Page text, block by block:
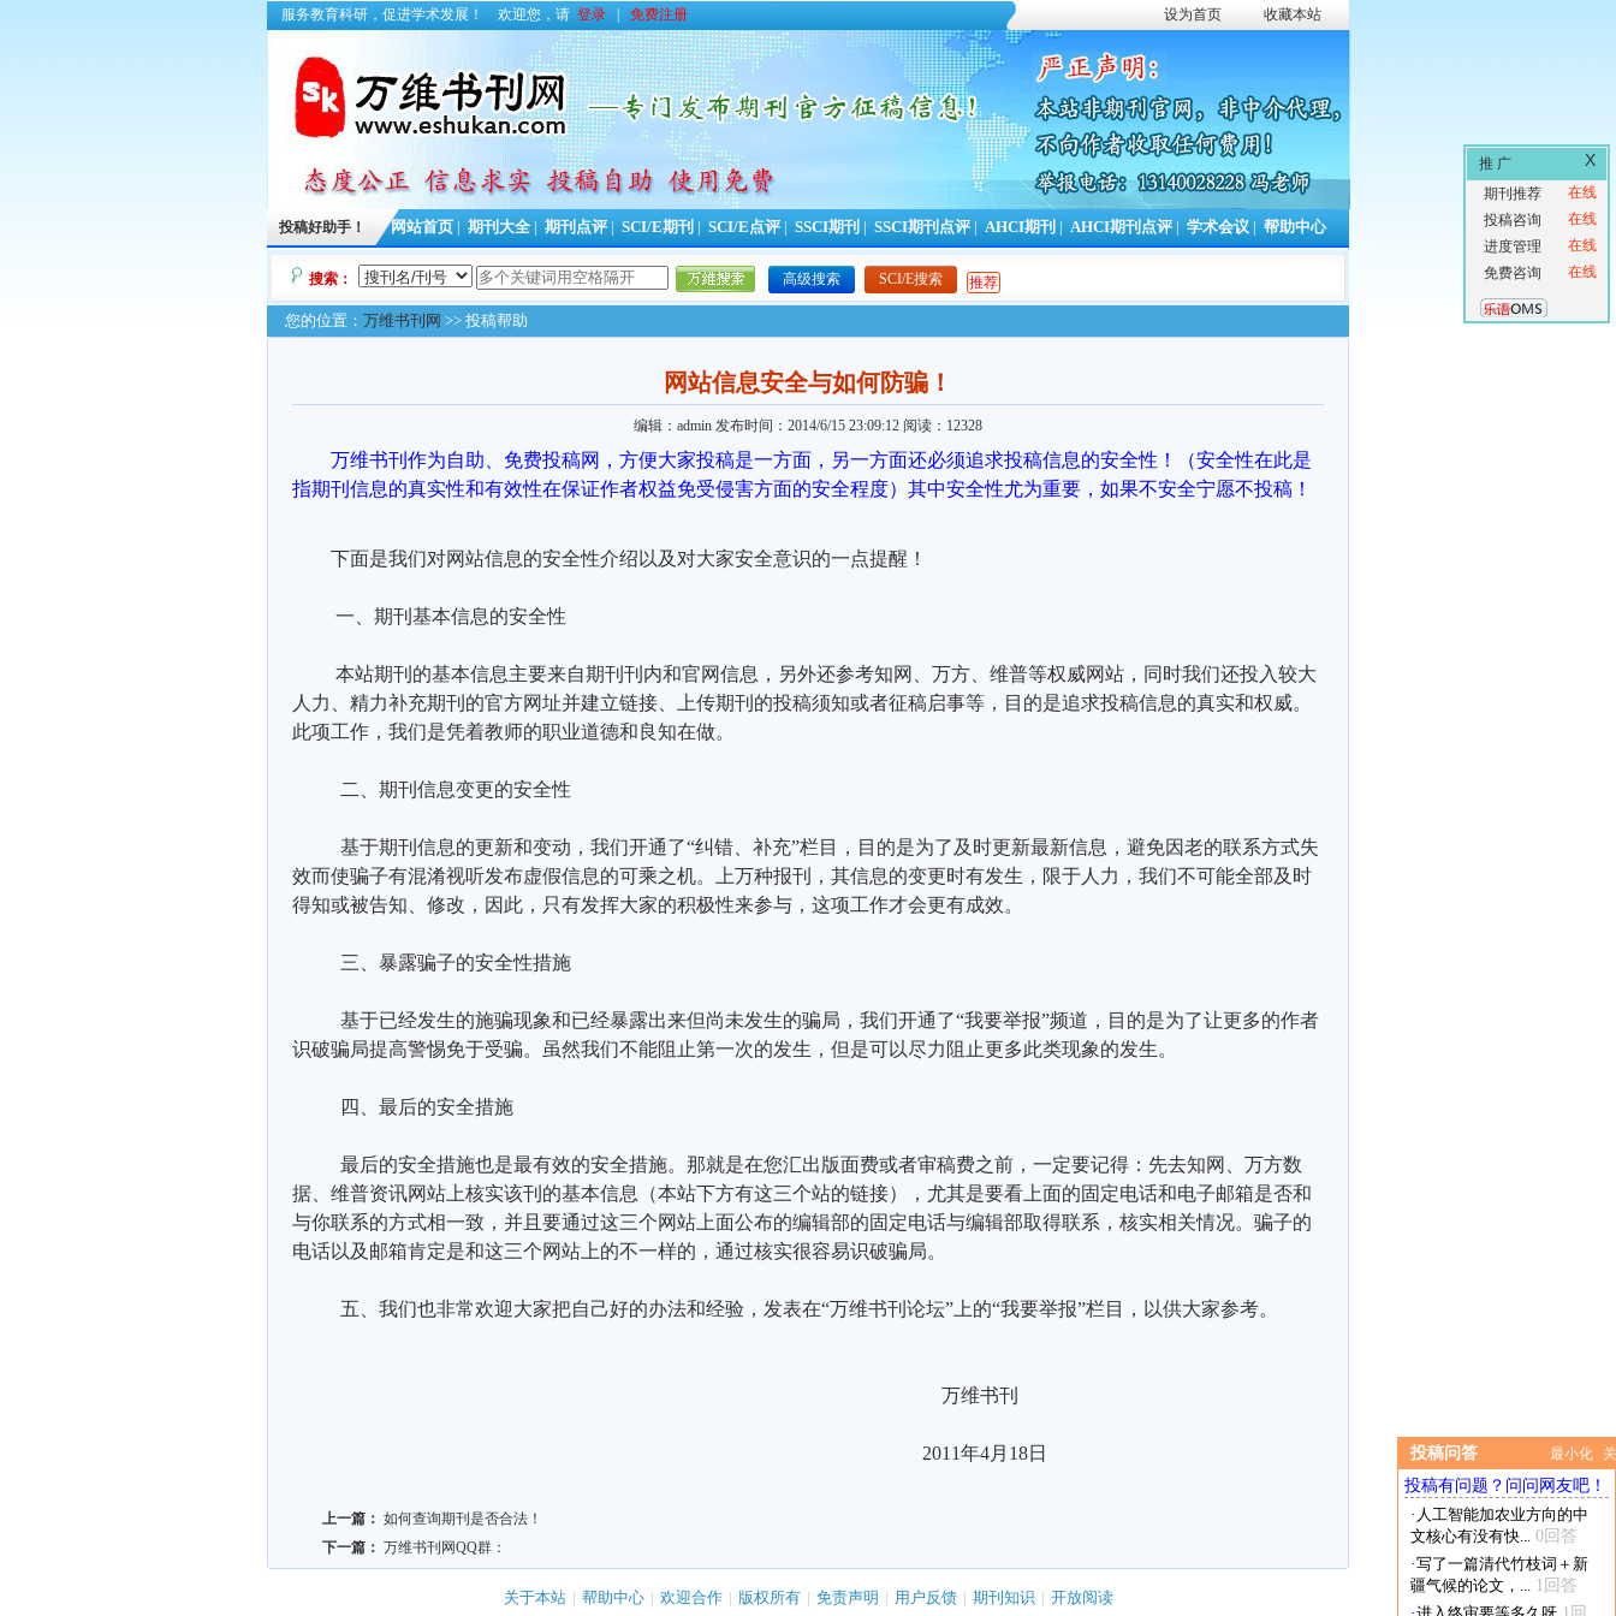
服务教育科研，促进学术发展！ 欢迎您，请 登录 免费注册 设为首页 收藏本站
投稿好助手！ 网站首页 期刊大全 期刊点评 SCI/E期刊 SCI/E点评 SSCI期刊 SSCI期刊点评 AHCI期刊 AHCI期刊点评 学术会议 帮助中心
搜索： 高级搜索 SCI/E搜索 推荐
投稿问答 最小化
投稿有问题？问问网友吧！
· 人工智能加农业方向的中
文核心有没有快... 0回答
·写了一篇清代竹枝词＋新
疆气候的论文，... 1回答
您的位置： 万维书刊网 >> 投稿帮助
网站信息安全与如何防骗！
编辑：admin 发布时间：2014/6/15 23:09:12 阅读：12328
万维书刊作为自助、免费投稿网，方便大家投稿是一方面，另一方面还必须追求投稿信息的安全性！（安全性在此是
指期刊信息的真实性和有效性在保证作者权益免受侵害方面的安全程度）其中安全性尤为重要，如果不安全宁愿不投稿！
下面是我们对网站信息的安全性介绍以及对大家安全意识的一点提醒！
一、期刊基本信息的安全性
本站期刊的基本信息主要来自期刊刊内和官网信息，另外还参考知网、万方、维普等权威网站，同时我们还投入较大
人力、精力补充期刊的官方网址并建立链接、上传期刊的投稿须知或者征稿启事等，目的是追求投稿信息的真实和权威。
此项工作，我们是凭着教师的职业道德和良知在做。
二、期刊信息变更的安全性
基于期刊信息的更新和变动，我们开通了“纠错、补充”栏目，目的是为了及时更新最新信息，避免因老的联系方式失
效而使骗子有混淆视听发布虚假信息的可乘之机。上万种报刊，其信息的变更时有发生，限于人力，我们不可能全部及时
得知或被告知、修改，因此，只有发挥大家的积极性来参与，这项工作才会更有成效。
三、暴露骗子的安全性措施
基于已经发生的施骗现象和已经暴露出来但尚未发生的骗局，我们开通了“我要举报”频道，目的是为了让更多的作者
识破骗局提高警惕免于受骗。虽然我们不能阻止第一次的发生，但是可以尽力阻止更多此类现象的发生。
四、最后的安全措施
最后的安全措施也是最有效的安全措施。那就是在您汇出版面费或者审稿费之前，一定要记得：先去知网、万方数
据、维普资讯网站上核实该刊的基本信息（本站下方有这三个站的链接），尤其是要看上面的固定电话和电子邮箱是否和
与你联系的方式相一致，并且要通过这三个网站上面公布的编辑部的固定电话与编辑部取得联系，核实相关情况。骗子的
电话以及邮箱肯定是和这三个网站上的不一样的，通过核实很容易识破骗局。
五、我们也非常欢迎大家把自己好的办法和经验，发表在“万维书刊论坛”上的“我要举报”栏目，以供大家参考。
万维书刊
2011年4月 18日
上一篇： 如何查询期刊是否合法！
下一篇： 万维书刊网QQ群：
关于本站 | 帮助中心 | 欢迎合作 | 版权所有 | 免责声明 | 用户反馈 | 期刊知识 | 开放阅读
X
推 广
在线
期刊推荐
在线
投稿咨询
在线
进度管理
在线
免费咨询